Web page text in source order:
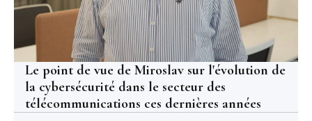
Le point de vue de Miroslav sur l'évolution de
la cybersécurité dans le secteur des
télécommunications ces dernières années